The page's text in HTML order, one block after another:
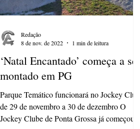
‘Natal Encantado’ começa a ser
montado em PG
Parque Temático funcionará no Jockey Clube
de 29 de novembro a 30 de dezembro O
Jockey Clube de Ponta Grossa já começou a
Redação
8 de nov. de 2022
1 min de leitura